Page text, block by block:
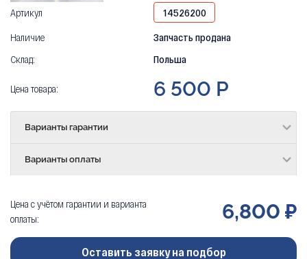
Артикул
14526200
Наличие
Запчасть продана
Склад:
Польша
Цена товара: 6 500 Р
Варианты гарантии
Варианты оплаты
Цена с учётом гарантии и варианта
оплаты:
6,800 ₽
Оставить заявку на подбор